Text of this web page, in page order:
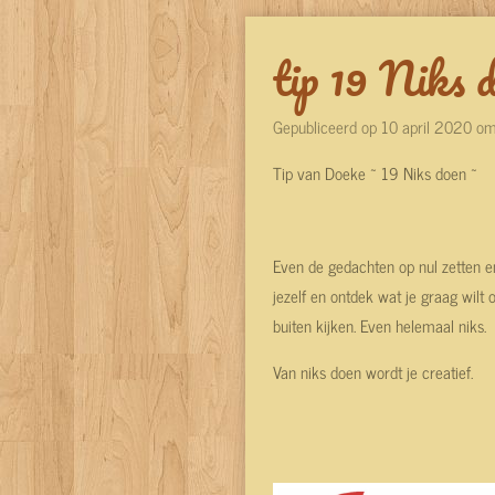
tip 19 Niks
Gepubliceerd op 10 april 2020
Tip van Doeke ~ 19 Niks doen ~
Even de gedachten op nul zetten
jezelf en ontdek wat je graag wilt
buiten kijken. Even helemaal niks.
Van niks doen wordt je creatief.